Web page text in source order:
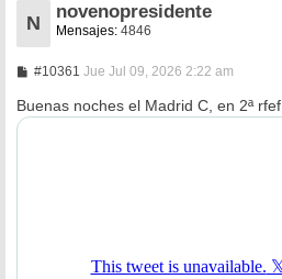
N
novenopresidente
Mensajes: 4846
#10361 M
n
s
Jue Jul 09, 2026 2:22 am
Buenas noches el Madrid C, en 2ª rfef